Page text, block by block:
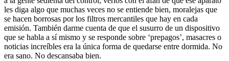
les diga algo que muchas veces no se entiende bien, moralejas que
se hacen borrosas por los filtros mercantiles que hay en cada
emisión. También darme cuenta de que el susurro de un dispositivo
que se habla a sí mismo y se responde sobre ‘prepagos’, masacres o
noticias increíbles era la única forma de quedarse entre dormida. No
era sano. No descansaba bien.